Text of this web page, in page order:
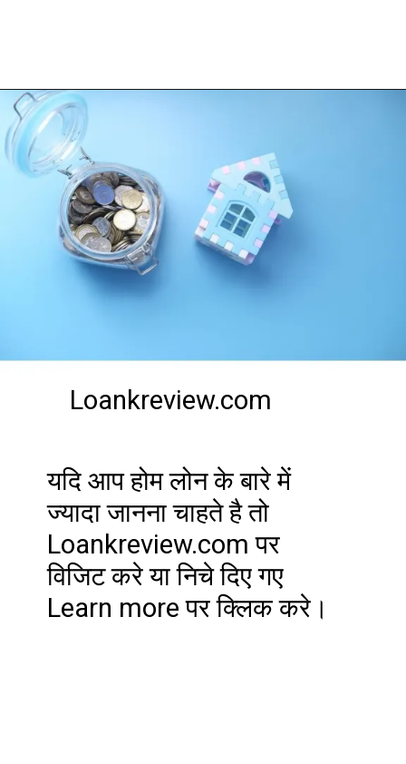
यदि आप होम लोन के बारे में
ज्यादा जानना चाहते है तो
Loankreview.com पर
विजिट करे या निचे दिए गए
Learn more पर क्लिक करे।
Loankreview.com